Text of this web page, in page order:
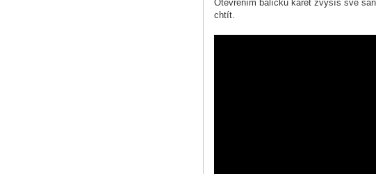
Otevřením balíčků karet zvýšíš své
chtít.